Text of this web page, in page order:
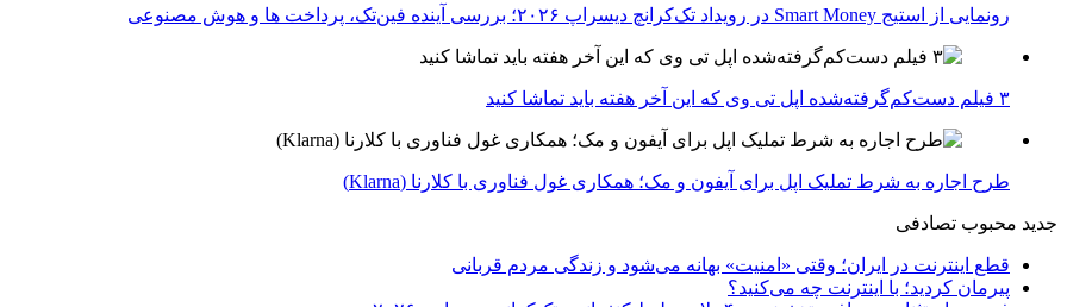
رونمایی از استیج Smart Money در رویداد تک‌کرانچ دیسراپ ۲۰۲۶؛ بررسی آینده فین‌تک، پرداخت‌ ها و هوش مصنوعی
۳ فیلم دست‌کم‌گرفته‌شده اپل تی وی که این آخر هفته باید تماشا کنید
طرح اجاره به شرط تملیک اپل برای آیفون و مک؛ همکاری غول فناوری با کلارنا (Klarna)
جدید محبوب تصادفی
قطع اینترنت در ایران؛ وقتی «امنیت» بهانه می‌شود و زندگی مردم قربانی
پیرمان کردید؛ با اینترنت چه می‌کنید؟